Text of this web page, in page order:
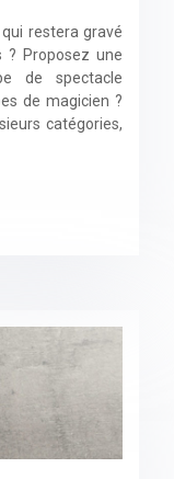
restera gravé
? Proposez une
de spectacle
de magicien ?
catégories,